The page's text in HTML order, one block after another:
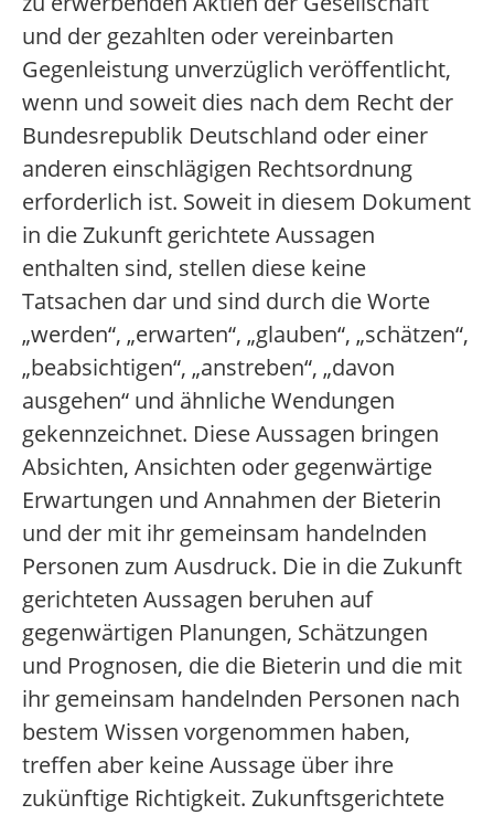
und der gezahlten oder vereinbarten
Gegenleistung unverzüglich veröffentlicht,
wenn und soweit dies nach dem Recht der
Bundesrepublik Deutschland oder einer
anderen einschlägigen Rechtsordnung
erforderlich ist. Soweit in diesem Dokument
in die Zukunft gerichtete Aussagen
enthalten sind, stellen diese keine
Tatsachen dar und sind durch die Worte
„werden“, „erwarten“, „glauben“, „schätzen“,
„beabsichtigen“, „anstreben“, „davon
ausgehen“ und ähnliche Wendungen
gekennzeichnet. Diese Aussagen bringen
Absichten, Ansichten oder gegenwärtige
Erwartungen und Annahmen der Bieterin
und der mit ihr gemeinsam handelnden
Personen zum Ausdruck. Die in die Zukunft
gerichteten Aussagen beruhen auf
gegenwärtigen Planungen, Schätzungen
und Prognosen, die die Bieterin und die mit
ihr gemeinsam handelnden Personen nach
bestem Wissen vorgenommen haben,
treffen aber keine Aussage über ihre
zukünftige Richtigkeit. Zukunftsgerichtete